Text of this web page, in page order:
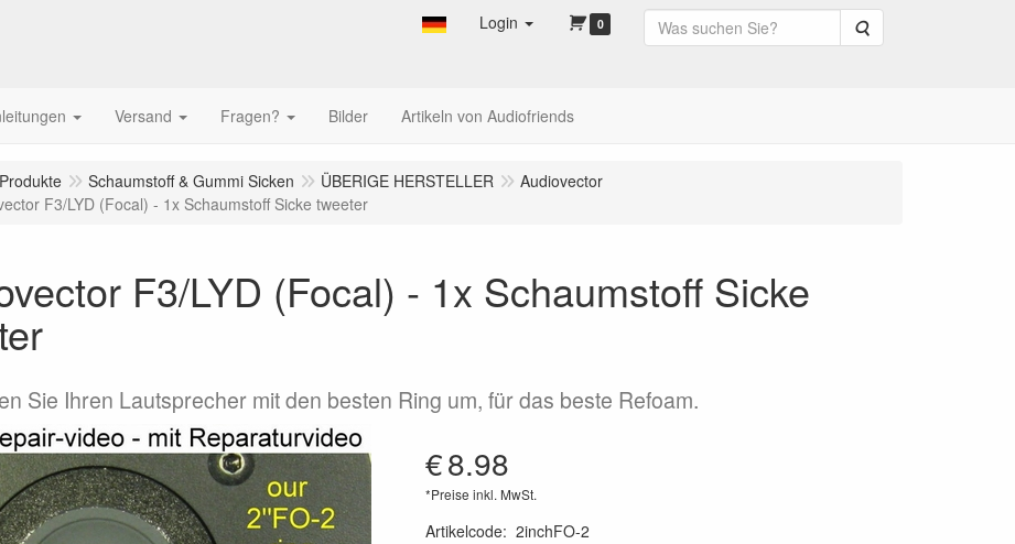
Login 0 Suche
Versand Fragen? Bilder Artikeln von Audiofriends
Produkte Schaumstoff & Gummi Sicken ÜBERIGE HERSTELLER
Audiovector
F3/LYD (Focal) - 1x Schaumstoff Sicke tweeter
F3/LYD (Focal) - 1x Schaumstoff Sicke
Sie Ihren Lautsprecher mit den besten Ring um, für das beste Refoam.
€8.98
*Preise inkl. MwSt.
Artikelcode: 2inchFO-2